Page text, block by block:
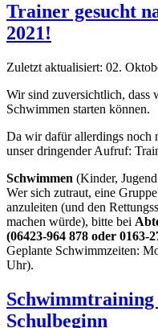
Trainer gesucht
2021!
Zuletzt aktualisiert: 02.
Wir sind zuversichtlich, dass
Schwimmen starten können.
Da wir dafür allerdings noch
unser dringender Aufruf:
Schwimmen (Kinder,
Wer sich zutraut, eine
anzuleiten (und den
machen würde), bitte bei
(06423-964 878 oder 0163-
Geplante Schwimmzeiten:
Uhr).
Schulbeginn